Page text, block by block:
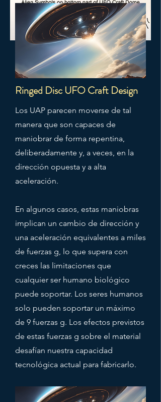
Ringed Disc UFO Craft Design
Los UAP parecen moverse de tal
manera que son capaces de
maniobrar de forma repentina,
deliberadamente y, a veces, en la
dirección opuesta y a alta
aceleración.
En algunos casos, estas maniobras
implican un cambio de dirección y
una aceleración equivalentes a miles
de fuerzas g, lo que supera con
creces las limitaciones que
cualquier ser humano biológico
puede soportar. Los seres humanos
solo pueden soportar un máximo
de 9 fuerzas g. Los efectos previstos
de estas fuerzas g sobre el material
desafían nuestra capacidad
tecnológica actual para fabricarlo.